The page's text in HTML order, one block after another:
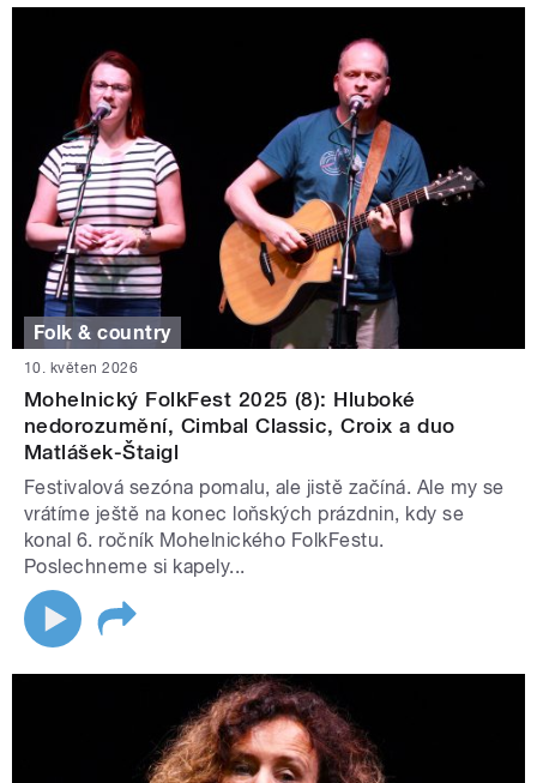
Folk & country
10. květen 2026
Mohelnický FolkFest 2025 (8): Hluboké
nedorozumění, Cimbal Classic, Croix a duo
Matlášek-Štaigl
Festivalová sezóna pomalu, ale jistě začíná. Ale my se
vrátíme ještě na konec loňských prázdnin, kdy se
konal 6. ročník Mohelnického FolkFestu.
Poslechneme si kapely...